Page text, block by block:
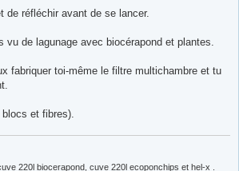
de réfléchir avant de se lancer.
vu de lagunage avec biocérapond et plantes.
fabriquer toi-même le filtre multichambre et tu
et fibres).
220l biocerapond, cuve 220l ecoponchips et hel-x .